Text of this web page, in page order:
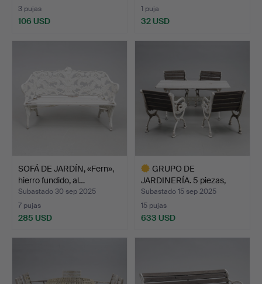
3 pujas
106 USD
1 puja
32 USD
SOFÁ DE JARDÍN, «Fern»,
hierro fundido, al…
Subastado 30 sep 2025
7 pujas
285 USD
GRUPO DE
JARDINERÍA. 5 piezas,
Byarums Bru…
Subastado 15 sep 2025
15 pujas
633 USD